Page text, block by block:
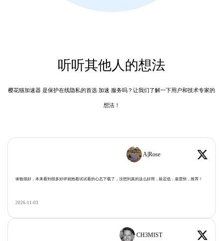
听听其他人的想法
樱花猫加速器 是保护在线隐私的首选 加速 服务吗？让我们了解一下用户和技术专家的
想法！
A|Rose
体验很好，本来看到很多好评就抱着试试看的心态下载了，没想到真的这么好用，延迟低，速度快，推荐！
2026-11-03
CH3MIST